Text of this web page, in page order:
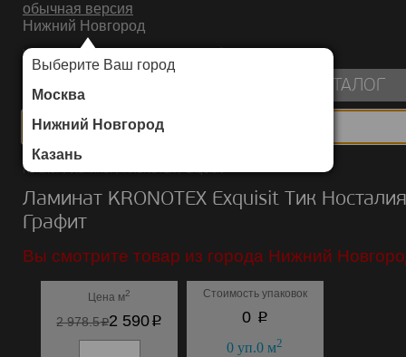
обычная версия
Нижний Новгород
Выберите Ваш город
Москва
Нижний Новгород
Казань
ИНТЕРНЕТ-МАГАЗИН НАПОЛЬНЫХ ПОКРЫТИЙ
КАТАЛОГ
Каталог/Ламинат/KRONOTEX/Exquisit
Ламинат KRONOTEX Exquisit Тик Носталия
Графит
Вы смотрите товар из города Нижний
Цена м2
2 978.5p2 590p
Стоимость упаковок
0 p
0 уп.0 м2